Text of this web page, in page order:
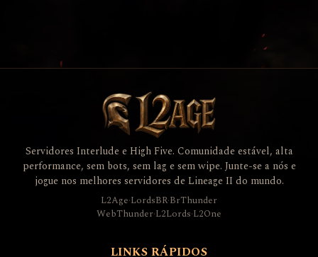
Servidores Interlude e High Five. Comunidade estável, alta
performance, sem bots, sem lag e sem wipe. Junte-se a nós e
jogue nos melhores servidores de Lineage II do mundo.
L2Age·LordsBR·BrThunder
WebThunder·L2Lords·L2One
LINKS RÁPIDOS